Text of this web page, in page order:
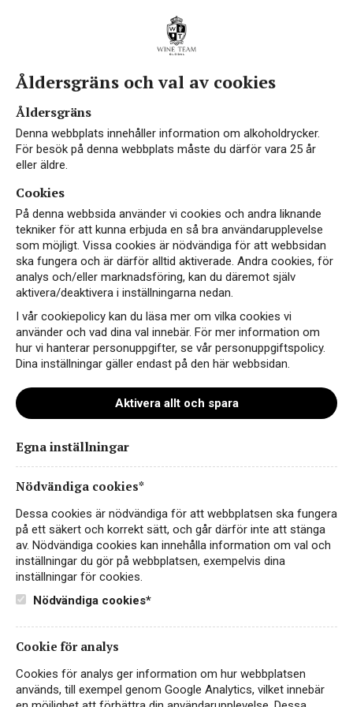
LinkedIn
Kontakt
Sekretess- & Cookiepolicy
Åldersgräns och val av cookies
Åldersgräns
Denna webbplats innehåller information om alkoholdrycker.
För besök på denna webbplats måste du därför vara 25 år
eller äldre.
Cookies
På denna webbsida använder vi cookies och andra liknande
tekniker för att kunna erbjuda en så bra användarupplevelse
som möjligt. Vissa cookies är nödvändiga för att webbsidan
ska fungera och är därför alltid aktiverade. Andra cookies, för
analys och/eller marknadsföring, kan du däremot själv
aktivera/deaktivera i inställningarna nedan.
I vår cookiepolicy kan du läsa mer om vilka cookies vi
använder och vad dina val innebär. För mer information om
hur vi hanterar personuppgifter, se vår personuppgiftspolicy.
Dina inställningar gäller endast på den här webbsidan.
Aktivera allt och spara
Egna inställningar
Nödvändiga cookies*
Dessa cookies är nödvändiga för att webbplatsen ska fungera
på ett säkert och korrekt sätt, och går därför inte att stänga
av. Nödvändiga cookies kan innehålla information om val och
inställningar du gör på webbplatsen, exempelvis dina
inställningar för cookies.
Nödvändiga cookies*
Cookie för analys
Cookies för analys ger information om hur webbplatsen
används, till exempel genom Google Analytics, vilket innebär